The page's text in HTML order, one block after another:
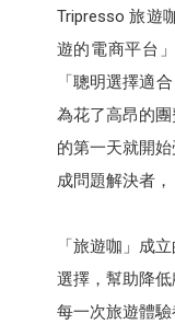
Tripresso 旅遊
遊的電商平台
「聰明選擇適
為花了高昂的
的第一天就開
成問題解決者
「旅遊咖」成
選擇，幫助降
每一次旅遊體